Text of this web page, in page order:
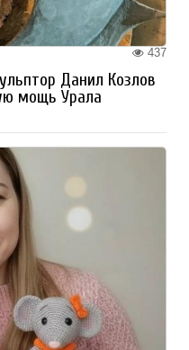
437
Данил Козлов
мощь Урала